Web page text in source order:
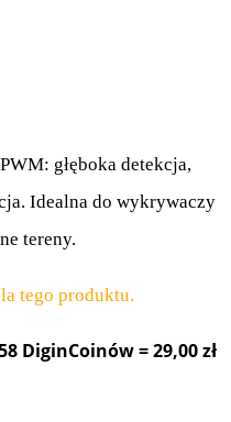
głęboka detekcja,
Idealna do wykrywaczy
tereny.
tego produktu.
DiginCoinów=29,00 zł